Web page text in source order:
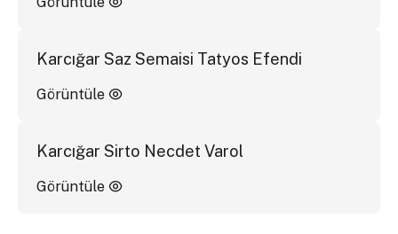
Karcığar Saz Semaisi Tatyos Efendi
Görüntüle
Karcığar Sirto Necdet Varol
Görüntüle